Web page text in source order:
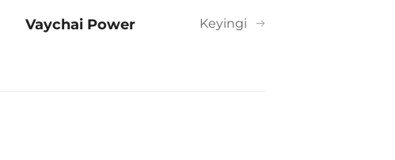
Keyingi
Vaychai Power